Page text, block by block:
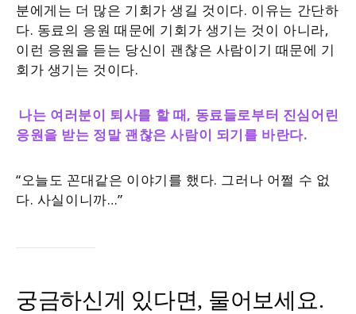
분에게는 더 많은 기회가 생길 것이다. 이유는 간단하
다. 동료의 응원 때문에 기회가 생기는 것이 아니라,
이런 응원을 듣는 당신이 괜찮은 사람이기 때문에 기
회가 생기는 것이다.
나는 여러분이 퇴사를 할 때, 동료들로부터 진심어린
응원을 받는 정말 괜찮은 사람이 되기를 바란다.
“오늘도 꼰대같은 이야기를 했다. 그러나 어쩔 수 없
다. 사실이니까…”
궁금하신게 있다면, 물어보세요.